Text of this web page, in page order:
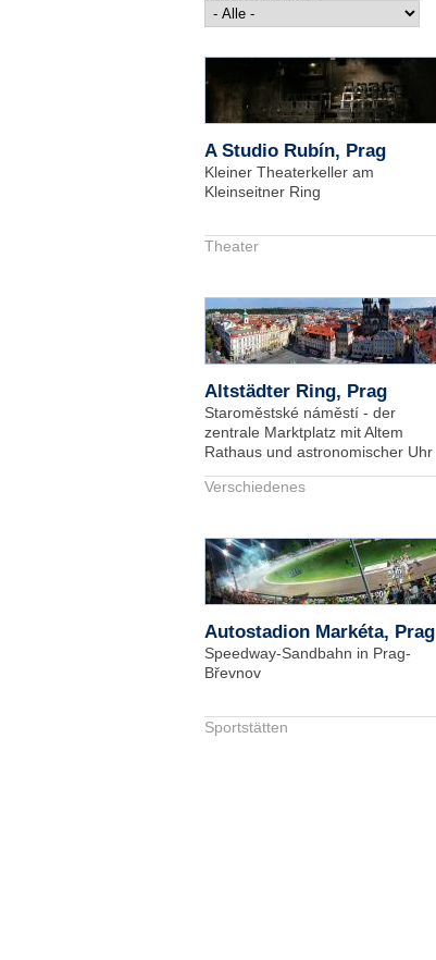
A Studio Rubín, Prag
Kleiner Theaterkeller am
Kleinseitner Ring
Theater
Altstädter Ring, Prag
Staroměstské náměstí - der
zentrale Marktplatz mit Altem
Rathaus und astronomischer Uhr
Verschiedenes
Autostadion Markéta, Prag
Speedway-Sandbahn in Prag-
Břevnov
Sportstätten